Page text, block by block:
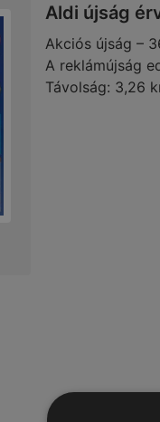
Aldi újság
Akciós újság –
A reklámújság
Távolság: 3,26